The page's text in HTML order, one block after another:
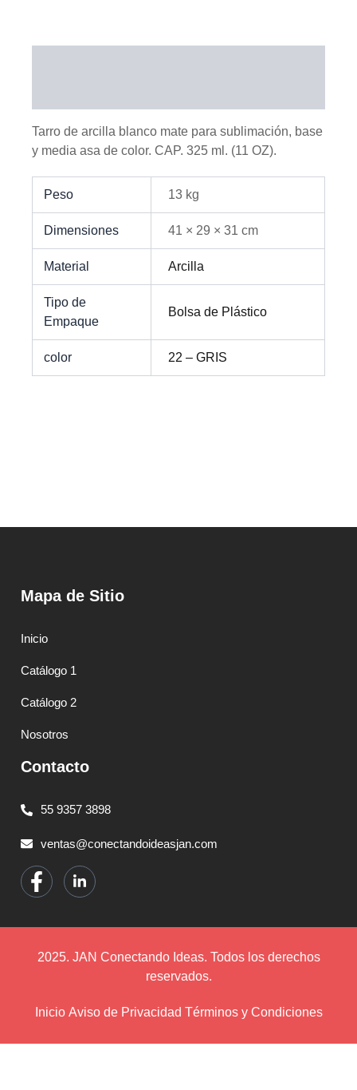
Tarro de arcilla blanco mate para sublimación, base
y media asa de color. CAP. 325 ml. (11 OZ).
Peso 13 kg
Dimensiones 41 × 29 × 31 cm
Material Arcilla
Tipo de
Empaque
Bolsa de Plástico
color 22 – GRIS
Mapa de Sitio
Inicio
Catálogo 1
Catálogo 2
Nosotros
Contacto
55 9357 3898
ventas@conectandoideasjan.com
2025. JAN Conectando Ideas. Todos los derechos
reservados.
Inicio Aviso de Privacidad Términos y Condiciones